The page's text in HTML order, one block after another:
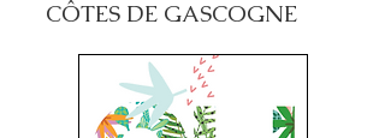
CÔTES DE GASCOGNE